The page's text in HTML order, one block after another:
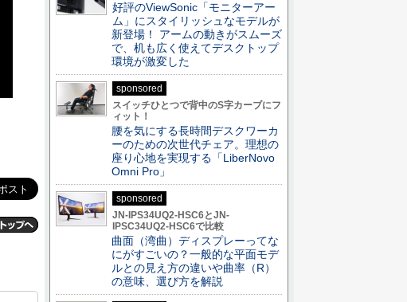
好評のViewSonic「モニターアー
ム」にスタイリッシュなモデルが
新登場！ アームの動きがスムーズ
で、机も広く使えてデスクトップ
環境が激変した
sponsored
スイッチひとつで背中のS字カーブにフ
ィット！
腰を気にする長時間デスクワーカ
ーのための次世代チェア。理想の
座り心地を実現する「LiberNovo
Omni Pro」
sponsored
JN-IPS34UQ2-HSC6とJN-
IPSC34UQ2-HSC6で比較
曲面（湾曲）ディスプレーってな
にがすごいの？一般的な平面モデ
ルとの見え方の違いや曲率（R）
の意味、選び方を解説